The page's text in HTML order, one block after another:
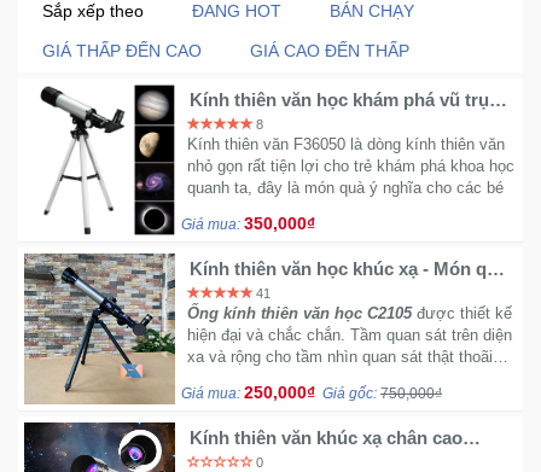
Thiết
Kiện
Công
Nghệ
Thiết
Sắp xếp theo ĐANG HOT BÁN CHẠY
GIÁ THẤP ĐẾN CAO GIÁ CAO ĐẾN THẤP
Kính thiên văn học khám phá vũ trụ
dành cho trẻ em
8
Kính thiên văn F36050 là dòng kính thiên văn
nhỏ gọn rất tiện lợi cho trẻ khám phá khoa học
quanh ta, đây là món quà ý nghĩa cho các bé
Giá mua: 350,000₫
Kính thiên văn học khúc xạ - Món quà
ý nghĩa cho bé
41
Ống kính thiên văn học C2105được thiết kế
hiện đại và chắc chắn. Tầm quan sát trên diện
xa và rộng cho tầm nhìn quan sát thật thoãi
Giá mua: 250,000₫ Giá gốc: 750,000₫
Kính thiên văn khúc xạ chân cao
F70060 Refractor cực xa
0